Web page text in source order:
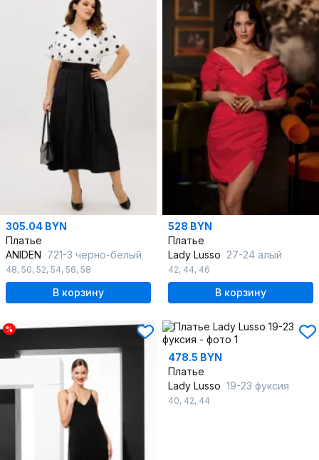
305.04 BYN
Платье
ANIDEN 721-3 черно-белый
48, 50, 52, 54, 56, 58
В корзину
528 BYN
Платье
Lady Lusso 27-24 алый
42, 44, 46
В корзину
%
478.5 BYN
Платье
Lady Lusso 19-23 фуксия
40, 42, 44